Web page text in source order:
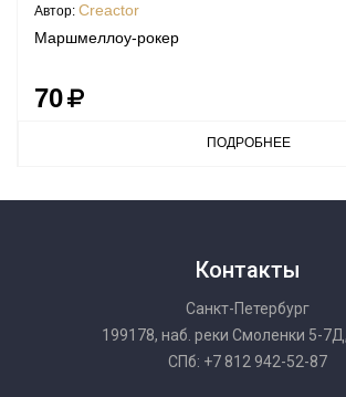
Автор: Creactor
Маршмеллоу-рокер
70
ПОДРОБНЕЕ
Контакты
Санкт-Петербург
199178, наб. реки Смоленки 5-
СПб: +7 812 942-52-87